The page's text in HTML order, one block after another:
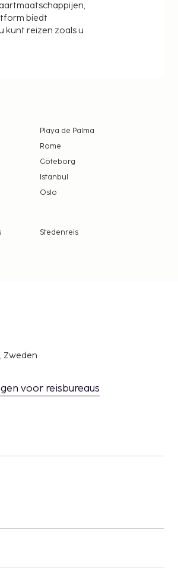
biedt
kunt reizen zoals u
Playa de Palma
Rome
Göteborg
Istanbul
Oslo
Stedenreis
Zweden
voor reisbureaus